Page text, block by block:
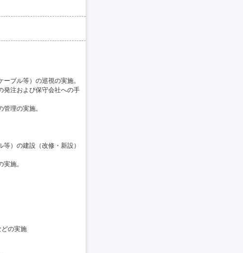
ブル等）の巡視の実施。
発注および保守会社への手
理の実施。
）の建設（改修・新設）
施。
の実施